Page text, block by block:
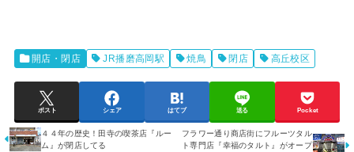
開店・閉店 JR播磨高岡駅 焼鳥 閉店 高丘校区
ポスト シェア はてブ 送る Pocket
４４年の歴史！田寺の喫茶店『ルー
ム』が閉店してる
フラワー通り商店街にフルーツタル
ト専門店『幸福のタルト』がオープ